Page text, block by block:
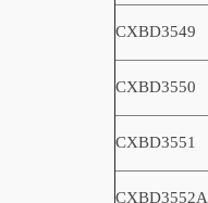
CXBD3549
CXBD3550
CXBD3551
CXBD3552A